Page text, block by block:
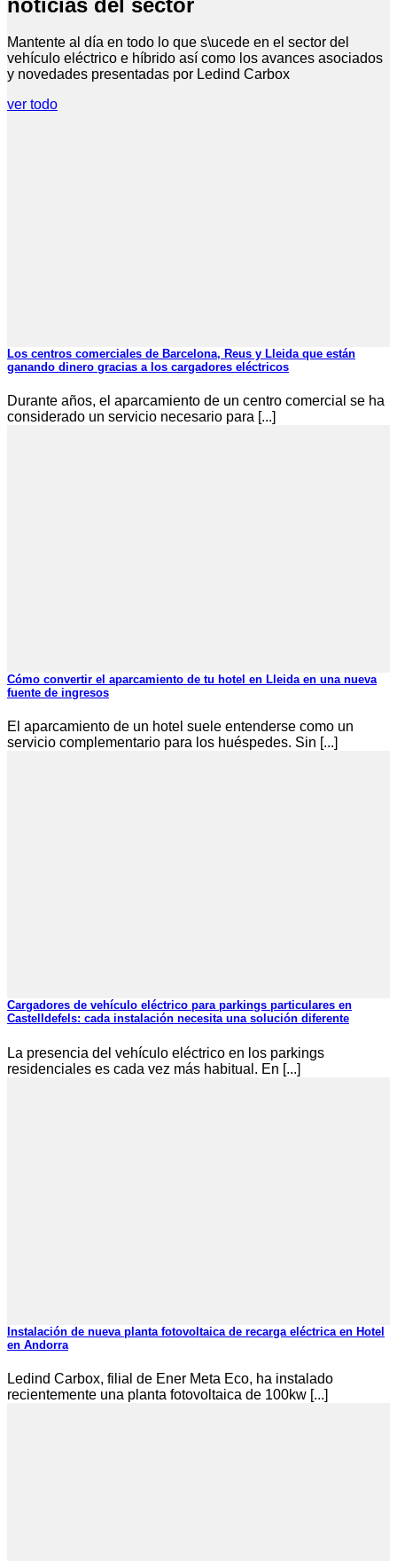
Mantente al día en todo lo que s\ucede en el sector del
vehículo eléctrico e híbrido así como los avances asociados
y novedades presentadas por Ledind Carbox
ver todo
Los centros comerciales de Barcelona, Reus y Lleida que están
ganando dinero gracias a los cargadores eléctricos
Durante años, el aparcamiento de un centro comercial se ha
considerado un servicio necesario para [...]
Cómo convertir el aparcamiento de tu hotel en Lleida en una nueva
fuente de ingresos
El aparcamiento de un hotel suele entenderse como un
servicio complementario para los huéspedes. Sin [...]
Cargadores de vehículo eléctrico para parkings particulares en
Castelldefels: cada instalación necesita una solución diferente
La presencia del vehículo eléctrico en los parkings
residenciales es cada vez más habitual. En [...]
Instalación de nueva planta fotovoltaica de recarga eléctrica en Hotel
en Andorra
Ledind Carbox, filial de Ener Meta Eco, ha instalado
recientemente una planta fotovoltaica de 100kw [...]